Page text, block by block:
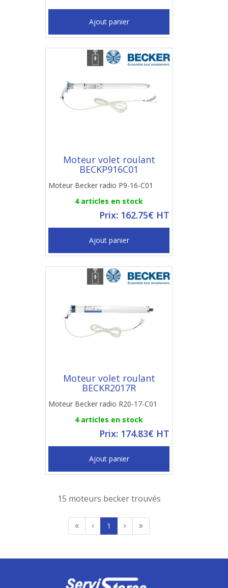
Ajout panier
Moteur volet roulant
BECKP916C01
Moteur Becker radio P9-16-C01
4 articles en stock
Prix: 162.75€ HT
Ajout panier
Moteur volet roulant
BECKR2017R
Moteur Becker radio R20-17-C01
4 articles en stock
Prix: 174.83€ HT
Ajout panier
15 moteurs becker trouvés
1